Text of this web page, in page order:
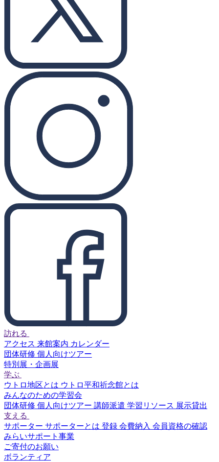
訪れる
アクセス 来館案内 カレンダー
団体研修 個人向けツアー
特別展・企画展
学ぶ
ウトロ地区とは ウトロ平和祈念館とは
みんなのための学習会
団体研修 個人向けツアー 講師派遣 学習リソース 展示貸出
支える
サポーター サポーターとは 登録 会費納入 会員資格の確認
みらいサポート事業
ご寄付のお願い
ボランティア